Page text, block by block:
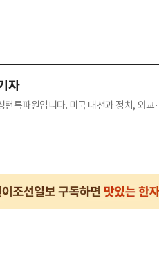
자
턴특파원입니다. 미국 대선과 정치, 외교